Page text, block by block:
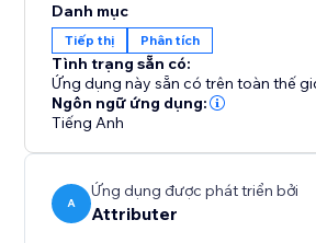
You’ll then be able to run reports in
analytics tool that tell you things like:
- How many leads you got from
campaigns
- How many customers you got
- How much revenue you
LinkedIn ads
Danh mục
Tiếp thị Phân tích
Tình trạng sẵn có:
Ứng dụng này sẵn có trên toàn thế
Ngôn ngữ ứng dụng:
Tiếng Anh
A
Ứng dụng được phát triển bởi
Attributer